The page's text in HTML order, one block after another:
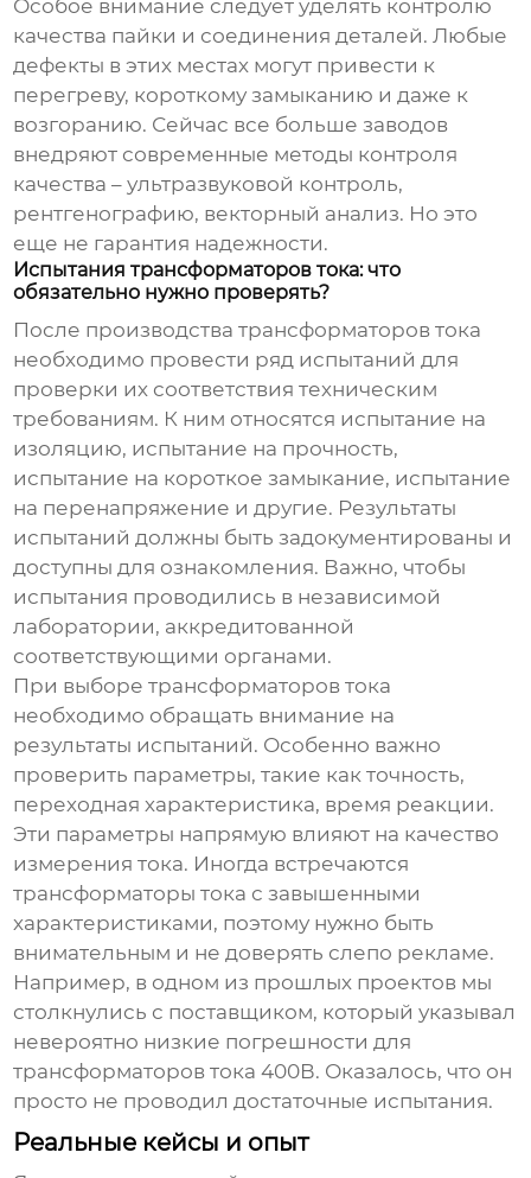
Особое внимание следует уделять контролю
качества пайки и соединения деталей. Любые
дефекты в этих местах могут привести к
перегреву, короткому замыканию и даже к
возгоранию. Сейчас все больше заводов
внедряют современные методы контроля
качества – ультразвуковой контроль,
рентгенографию, векторный анализ. Но это
еще не гарантия надежности.
Испытания трансформаторов тока: что
обязательно нужно проверять?
После производства трансформаторов тока
необходимо провести ряд испытаний для
проверки их соответствия техническим
требованиям. К ним относятся испытание на
изоляцию, испытание на прочность,
испытание на короткое замыкание, испытание
на перенапряжение и другие. Результаты
испытаний должны быть задокументированы и
доступны для ознакомления. Важно, чтобы
испытания проводились в независимой
лаборатории, аккредитованной
соответствующими органами.
При выборетрансформаторов тока
необходимо обращать внимание на
результаты испытаний. Особенно важно
проверить параметры, такие как точность,
переходная характеристика, время реакции.
Эти параметры напрямую влияют на качество
измерения тока. Иногда встречаются
трансформаторы тока с завышенными
характеристиками, поэтому нужно быть
внимательным и не доверять слепо рекламе.
Например, в одном из прошлых проектов мы
столкнулись с поставщиком, который указывал
невероятно низкие погрешности для
трансформаторов тока 400В. Оказалось, что он
просто не проводил достаточные испытания.
Реальные кейсы и опыт